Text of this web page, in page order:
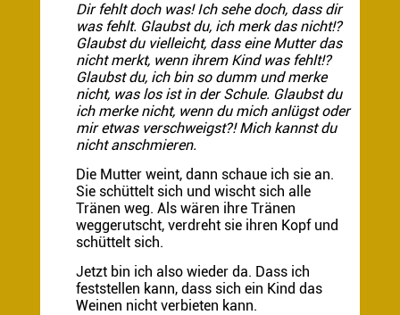
Dir fehlt doch was! Ich sehe doch, dass dir
was fehlt. Glaubst du, ich merk das nicht!?
Glaubst du vielleicht, dass eine Mutter das
nicht merkt, wenn ihrem Kind was fehlt!?
Glaubst du, ich bin so dumm und merke
nicht, was los ist in der Schule. Glaubst du
ich merke nicht, wenn du mich anlügst oder
mir etwas verschweigst?! Mich kannst du
nicht anschmieren.
Die Mutter weint, dann schaue ich sie an.
Sie schüttelt sich und wischt sich alle
Tränen weg. Als wären ihre Tränen
weggerutscht, verdreht sie ihren Kopf und
schüttelt sich.
Jetzt bin ich also wieder da. Dass ich
feststellen kann, dass sich ein Kind das
Weinen nicht verbieten kann.